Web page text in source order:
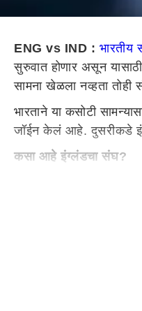
ENG vs IND :भारतीय
सुरुवात होणार असून
सामना खेळला नव्हता
भारताने या कसोटी
जॉईन केलं आहे. दुसरीकडे
कसा आहे इंग्लंडचा संघ?
अॅलेक्स ली, जॅक क्राउली,